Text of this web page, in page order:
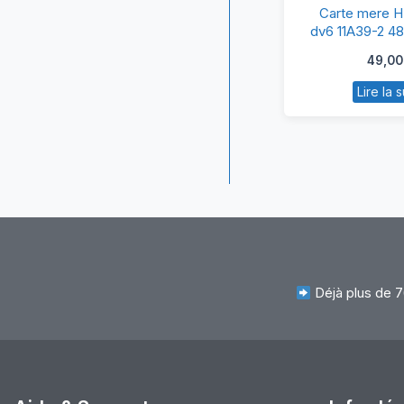
HP
Carte mere
dv6 11A39-2
49,00
Lire la
Déjà plus de